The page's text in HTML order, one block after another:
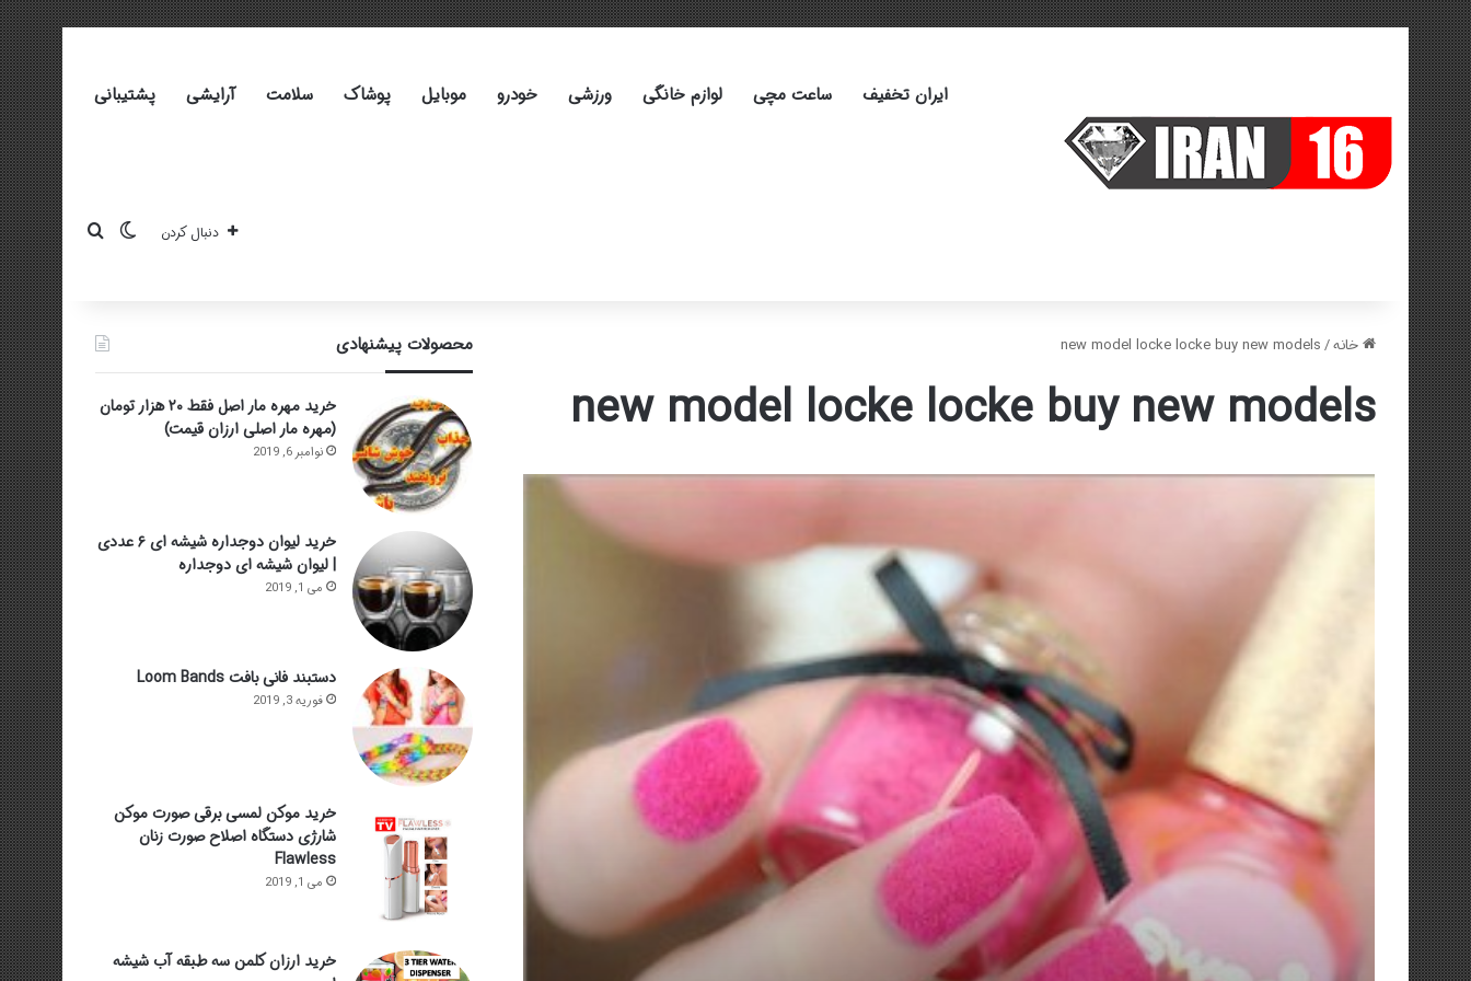
ایران تخفیف ساعت مچی لوازم خانگی ورزشی خودرو موبایل پوشاک سلامت آرایشی پشتیبانی
دنبال کردن تغییر پوسته
جستجو برای
خانه/
new model locke locke buy new models
new model locke locke buy new models
محصولات پیشنهادی
خرید مهره مار اصل فقط ۲۰ هزار تومان
(مهره مار اصلی ارزان قیمت)
نوامبر 6, 2019
خرید لیوان دوجداره شیشه ای ۶ عددی
| لیوان شیشه ای دوجداره
می 1, 2019
دستبند فانی بافت Loom Bands
فوریه 3, 2019
خرید موکن لمسی برقی صورت موکن
شارژی دستگاه اصلاح صورت زنان
Flawless
می 1, 2019
خرید ارزان کلمن سه طبقه آب شیشه